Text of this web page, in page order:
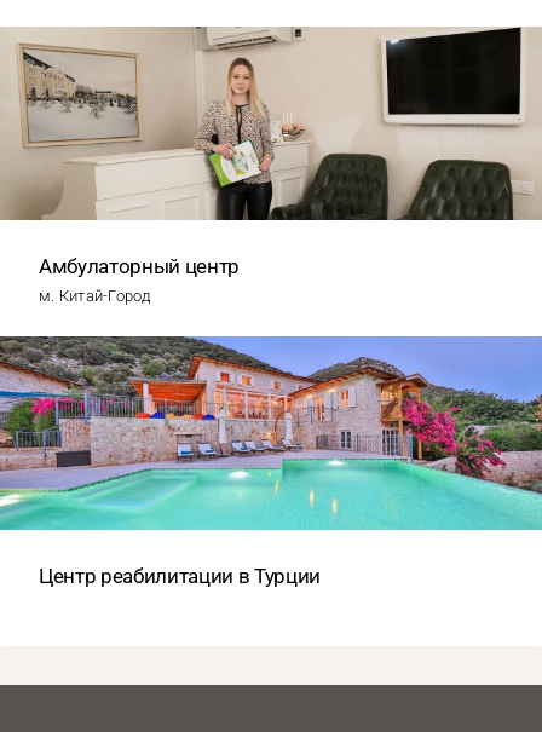
Амбулаторный центр
м. Китай-Город
Центр реабилитации в Турции